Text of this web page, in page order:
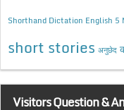
Shorthand Dictation English 5
short stories अनुछेद
Visitors Question &